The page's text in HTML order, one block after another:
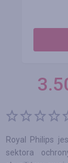
Royal Philips
sektora